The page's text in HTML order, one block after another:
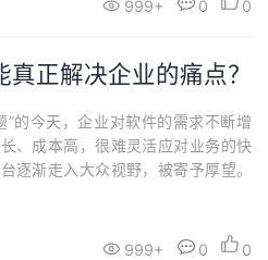
999+ 0 0
正解决企业的痛点？
的今天，企业对软件的需求不断增
、成本高，很难灵活应对业务的快
逐渐走入大众视野，被寄予厚望。
了：哪一个平台能真正帮助企业实
销？多平台横向比较：功能与体验
999+ 0 0